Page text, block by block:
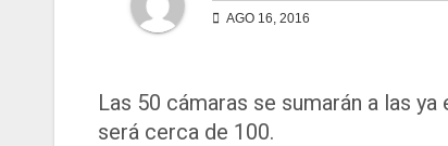
AGO 16, 2016
Las 50 cámaras se sumarán a las
será cerca de 100.